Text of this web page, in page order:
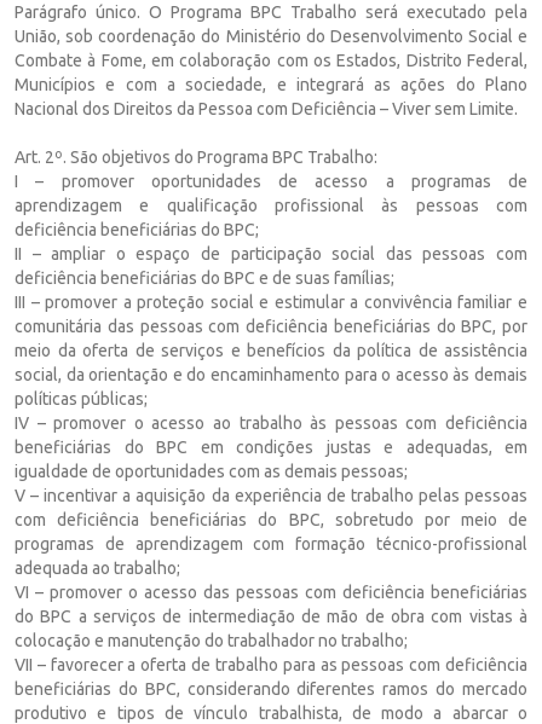
Parágrafo único. O Programa BPC Trabalho será executado pela
União, sob coordenação do Ministério do Desenvolvimento Social e
Combate à Fome, em colaboração com os Estados, Distrito Federal,
Municípios e com a sociedade, e integrará as ações do Plano
Nacional dos Direitos da Pessoa com Deficiência – Viver sem Limite.
Art. 2º. São objetivos do Programa BPC Trabalho:
I – promover oportunidades de acesso a programas de
aprendizagem e qualificação profissional às pessoas com
deficiência beneficiárias do BPC;
II – ampliar o espaço de participação social das pessoas com
deficiência beneficiárias do BPC e de suas famílias;
III – promover a proteção social e estimular a convivência familiar e
comunitária das pessoas com deficiência beneficiárias do BPC, por
meio da oferta de serviços e benefícios da política de assistência
social, da orientação e do encaminhamento para o acesso às demais
políticas públicas;
IV – promover o acesso ao trabalho às pessoas com deficiência
beneficiárias do BPC em condições justas e adequadas, em
igualdade de oportunidades com as demais pessoas;
V – incentivar a aquisição da experiência de trabalho pelas pessoas
com deficiência beneficiárias do BPC, sobretudo por meio de
programas de aprendizagem com formação técnico-profissional
adequada ao trabalho;
VI – promover o acesso das pessoas com deficiência beneficiárias
do BPC a serviços de intermediação de mão de obra com vistas à
colocação e manutenção do trabalhador no trabalho;
VII – favorecer a oferta de trabalho para as pessoas com deficiência
beneficiárias do BPC, considerando diferentes ramos do mercado
produtivo e tipos de vínculo trabalhista, de modo a abarcar o